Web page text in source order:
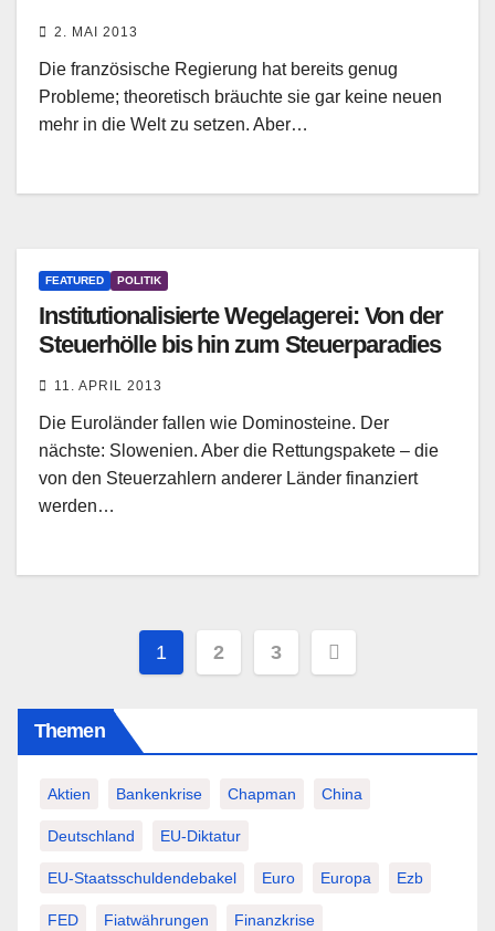
2. MAI 2013
Die französische Regierung hat bereits genug
Probleme; theoretisch bräuchte sie gar keine neuen
mehr in die Welt zu setzen. Aber…
FEATURED POLITIK
Institutionalisierte Wegelagerei: Von der
Steuerhölle bis hin zum Steuerparadies
11. APRIL 2013
Die Euroländer fallen wie Dominosteine. Der
nächste: Slowenien. Aber die Rettungspakete – die
von den Steuerzahlern anderer Länder finanziert
werden…
Seitennummerierung
Beiträge
1 2 3
Themen
Aktien Bankenkrise Chapman China
Deutschland EU-Diktatur
EU-Staatsschuldendebakel Euro Europa Ezb
FED Fiatwährungen Finanzkrise